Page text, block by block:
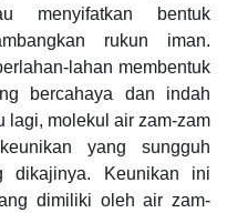
menyifatkan bentuk
rukun iman.
lahan membentuk
bercahaya dan indah
lagi, molekul air zam-zam
yang sungguh
dikajinya. Keunikan ini
dimiliki oleh air zam-